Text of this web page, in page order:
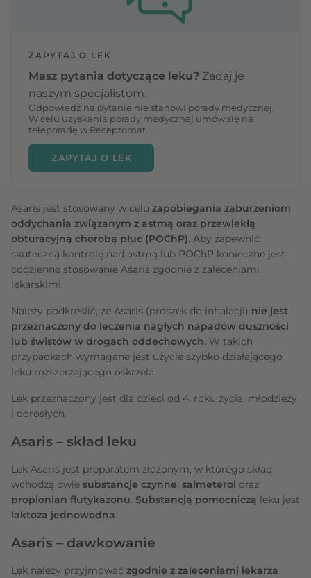
ZAPYTAJ O LEK
Masz pytania dotyczące leku? Zadaj je
naszym specjalistom.
Odpowiedź na pytanie nie stanowi porady medycznej.
W celu uzyskania porady medycznej umów się na
teleporadę w Receptomat.
ZAPYTAJ O LEK
Asaris jest stosowany w celu zapobiegania zaburzeniom
oddychania związanym z astmą oraz przewlekłą
obturacyjną chorobą płuc (POChP). Aby zapewnić
skuteczną kontrolę nad astmą lub POChP konieczne jest
codzienne stosowanie Asaris zgodnie z zaleceniami
lekarskimi.
Należy podkreślić, że Asaris (proszek do inhalacji) nie jest
przeznaczony do leczenia nagłych napadów duszności
lub świstów w drogach oddechowych. W takich
przypadkach wymagane jest użycie szybko działającego
leku rozszerzającego oskrzela.
Lek przeznaczony jest dla dzieci od 4. roku życia, młodzieży
i dorosłych.
Asaris – skład leku
Lek Asaris jest preparatem złożonym, w którego skład
wchodzą dwie substancje czynne: salmeterol oraz
propionian flutykazonu. Substancją pomocniczą leku jest
laktoza jednowodna.
Asaris – dawkowanie
Lek należy przyjmować zgodnie z zaleceniami lekarza